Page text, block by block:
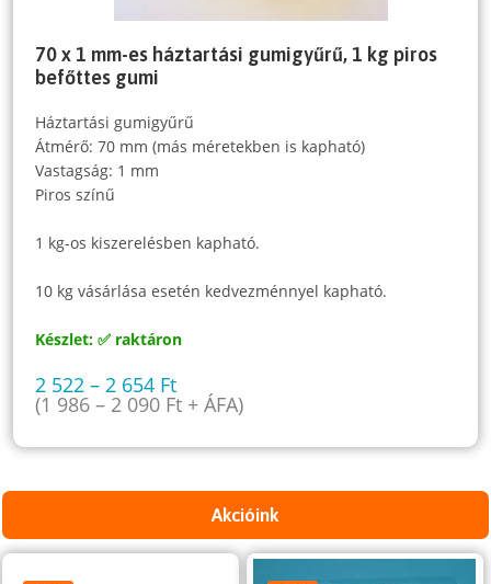
70 x 1 mm-es háztartási gumigyűrű, 1 kg piros
befőttes gumi
Háztartási gumigyűrű
Átmérő: 70 mm (más méretekben is kapható)
Vastagság: 1 mm
Piros színű
1 kg-os kiszerelésben kapható.
10 kg vásárlása esetén kedvezménnyel kapható.
Készlet: ✅ raktáron
2 522– 2 654 Ft
(1 986– 2 090 Ft + ÁFA)
Akcióink